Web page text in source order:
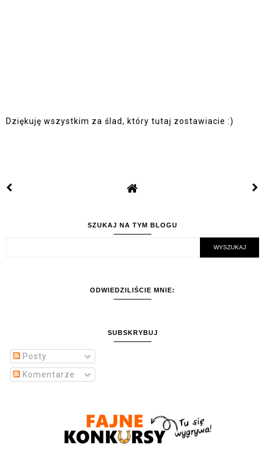
Dziękuję wszystkim za ślad, który tutaj zostawiacie :)
SZUKAJ NA TYM BLOGU
ODWIEDZILIŚCIE MNIE:
SUBSKRYBUJ
Posty
Komentarze